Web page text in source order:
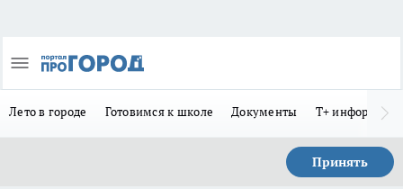
Лето в городе Готовимся к школе Документы Т+
Принять